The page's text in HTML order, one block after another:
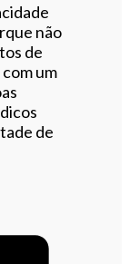
não
de
um
de